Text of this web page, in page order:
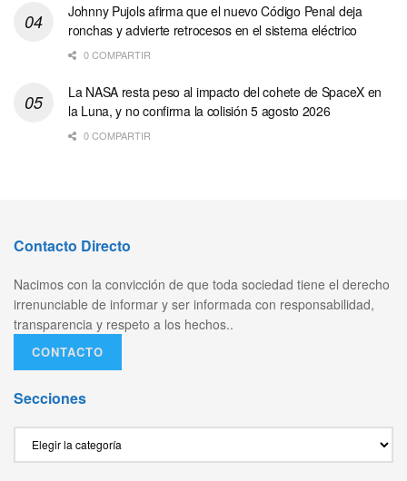
Johnny Pujols afirma que el nuevo Código Penal deja
ronchas y advierte retrocesos en el sistema eléctrico
0 COMPARTIR
La NASA resta peso al impacto del cohete de SpaceX en
la Luna, y no confirma la colisión 5 agosto 2026
0 COMPARTIR
Contacto Directo
Nacimos con la convicción de que toda sociedad tiene el derecho
irrenunciable de informar y ser informada con responsabilidad,
transparencia y respeto a los hechos..
CONTACTO
Secciones